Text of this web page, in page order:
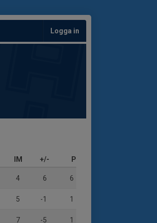
Logga in
IM +/- P
4 6 6
5 -1 1
7 -5 1